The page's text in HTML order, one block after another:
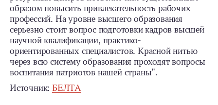
образом повысить привлекательность рабочих
профессий. На уровне высшего образования
серьезно стоит вопрос подготовки кадров высшей
научной квалификации, практико-
ориентированных специалистов. Красной нитью
через всю систему образования проходят вопросы
воспитания патриотов нашей страны".
Источник:БЕЛТА